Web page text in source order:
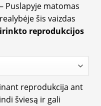
– Puslapyje matomas
šis vaizdas
reprodukcijos
reprodukcija ant
šviesą ir gali